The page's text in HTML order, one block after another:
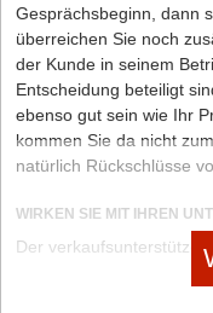
Diese Artikel könnten
sponsored / 07.07.2026
ScaleUp Alliance
Gesprächsbeginn, dann
überreichen Sie noch
der Kunde in seinem
Entscheidung beteiligt
ebenso gut sein wie Ihr
kommen Sie da nicht
natürlich Rückschlüsse
WIRKEN SIE MIT IHREN
Der
Verkaufsgesprächs. Er